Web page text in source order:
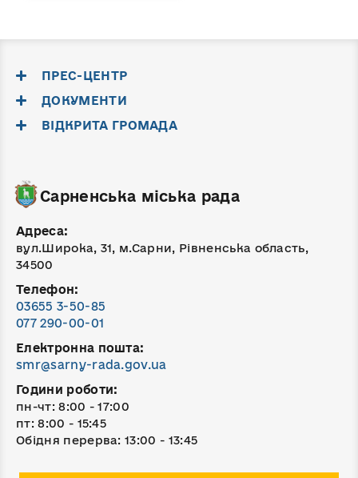
ПРЕС-ЦЕНТР
ДОКУМЕНТИ
ВІДКРИТА ГРОМАДА
Сарненська міська рада
Адреса:
вул.Широка, 31, м.Сарни, Рівненська область,
34500
Телефон:
03655 3-50-85
077 290-00-01
Електронна пошта:
smr@sarny-rada.gov.ua
Години роботи:
пн-чт: 8:00 - 17:00
пт: 8:00 - 15:45
Обідня перерва: 13:00 - 13:45